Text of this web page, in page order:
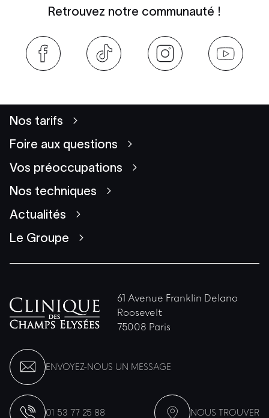
Retrouvez notre communauté !
Nos tarifs
Foire aux questions
Vos préoccupations
Nos techniques
Actualités
Le Groupe
61 Avenue Franklin Delano
Roosevelt
75008 Paris
ENVOYEZ-NOUS UN MESSAGE
01 53 77 25 88 NOUS TROUVER